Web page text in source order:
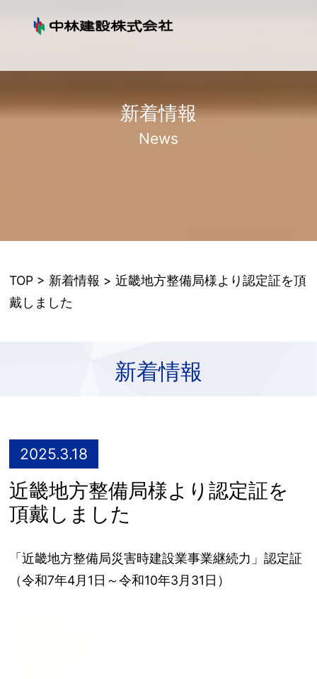
新着情報
News
TOP > 新着情報 > 近畿地方整備局様より認定証を頂
戴しました
新着情報
2025.3.18
近畿地方整備局様より認定証を
頂戴しました
「近畿地方整備局災害時建設業事業継続力」認定証
（令和7年4月1日～令和10年3月31日）